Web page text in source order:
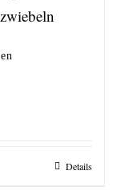
Details